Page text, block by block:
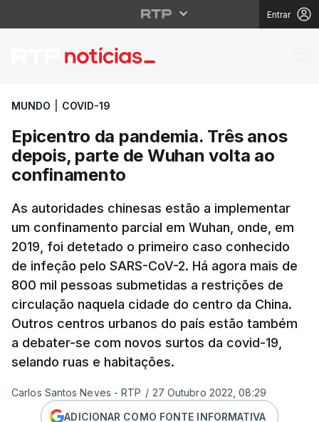
Entrar
Epicentro da
MUNDO COVID-19
Epicentro da pandemia. Três anos
depois, parte de Wuhan volta ao
confinamento
As autoridades chinesas estão a implementar
um confinamento parcial em Wuhan, onde, em
2019, foi detetado o primeiro caso conhecido
de infeção pelo SARS-CoV-2. Há agora mais de
800 mil pessoas submetidas a restrições de
circulação naquela cidade do centro da China.
Outros centros urbanos do país estão também
a debater-se com novos surtos da covid-19,
selando ruas e habitações.
Carlos Santos Neves - RTP / 27 Outubro 2022, 08:29
ADICIONAR COMO FONTE INFORMATIVA